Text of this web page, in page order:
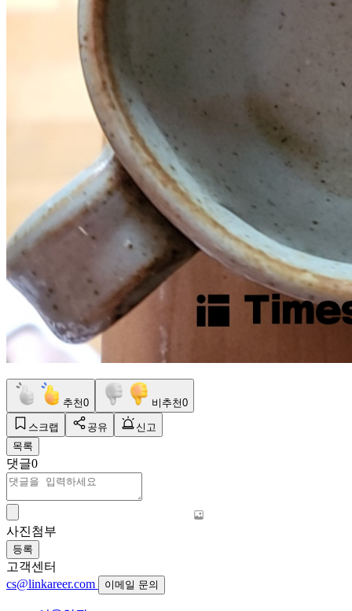
추천0 비추천0
스크랩 공유
신고
목록
댓글0
사진첨부
등록
고객센터
cs@linkareer.com
이메일 문의